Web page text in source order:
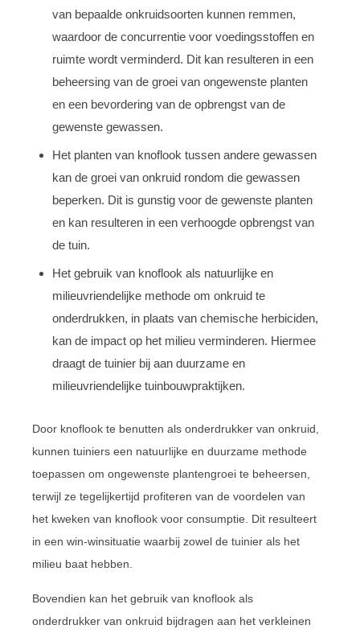
van bepaalde onkruidsoorten kunnen remmen,
waardoor de concurrentie voor voedingsstoffen en
ruimte wordt verminderd. Dit kan resulteren in een
beheersing van de groei van ongewenste planten
en een bevordering van de opbrengst van de
gewenste gewassen.
Het planten van knoflook tussen andere gewassen
kan de groei van onkruid rondom die gewassen
beperken. Dit is gunstig voor de gewenste planten
en kan resulteren in een verhoogde opbrengst van
de tuin.
Het gebruik van knoflook als natuurlijke en
milieuvriendelijke methode om onkruid te
onderdrukken, in plaats van chemische herbiciden,
kan de impact op het milieu verminderen. Hiermee
draagt de tuinier bij aan duurzame en
milieuvriendelijke tuinbouwpraktijken.
Door knoflook te benutten als onderdrukker van onkruid,
kunnen tuiniers een natuurlijke en duurzame methode
toepassen om ongewenste plantengroei te beheersen,
terwijl ze tegelijkertijd profiteren van de voordelen van
het kweken van knoflook voor consumptie. Dit resulteert
in een win-winsituatie waarbij zowel de tuinier als het
milieu baat hebben.
Bovendien kan het gebruik van knoflook als
onderdrukker van onkruid bijdragen aan het verkleinen